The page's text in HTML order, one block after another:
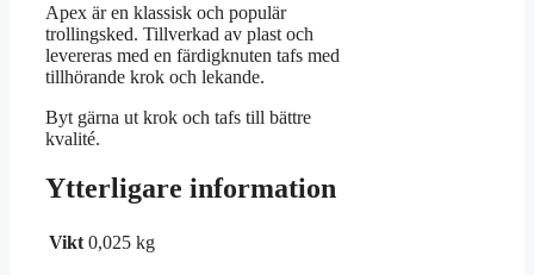
Apex är en klassisk och populär
trollingsked. Tillverkad av plast och
levereras med en färdigknuten tafs med
tillhörande krok och lekande.
Byt gärna ut krok och tafs till bättre
kvalité.
Ytterligare information
Vikt 0,025 kg